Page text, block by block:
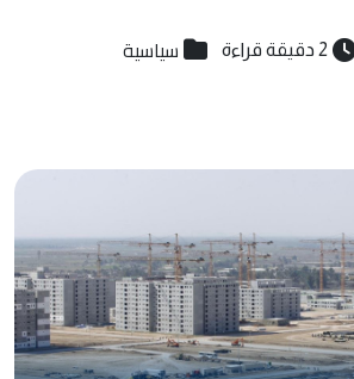
2 دقيقة قراءة سياسية